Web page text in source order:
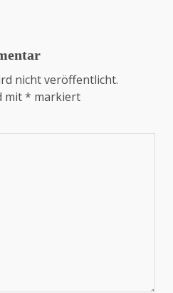
nicht veröffentlicht.
mit* markiert